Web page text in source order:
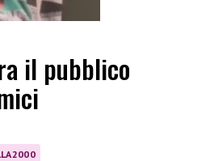
il pubblico